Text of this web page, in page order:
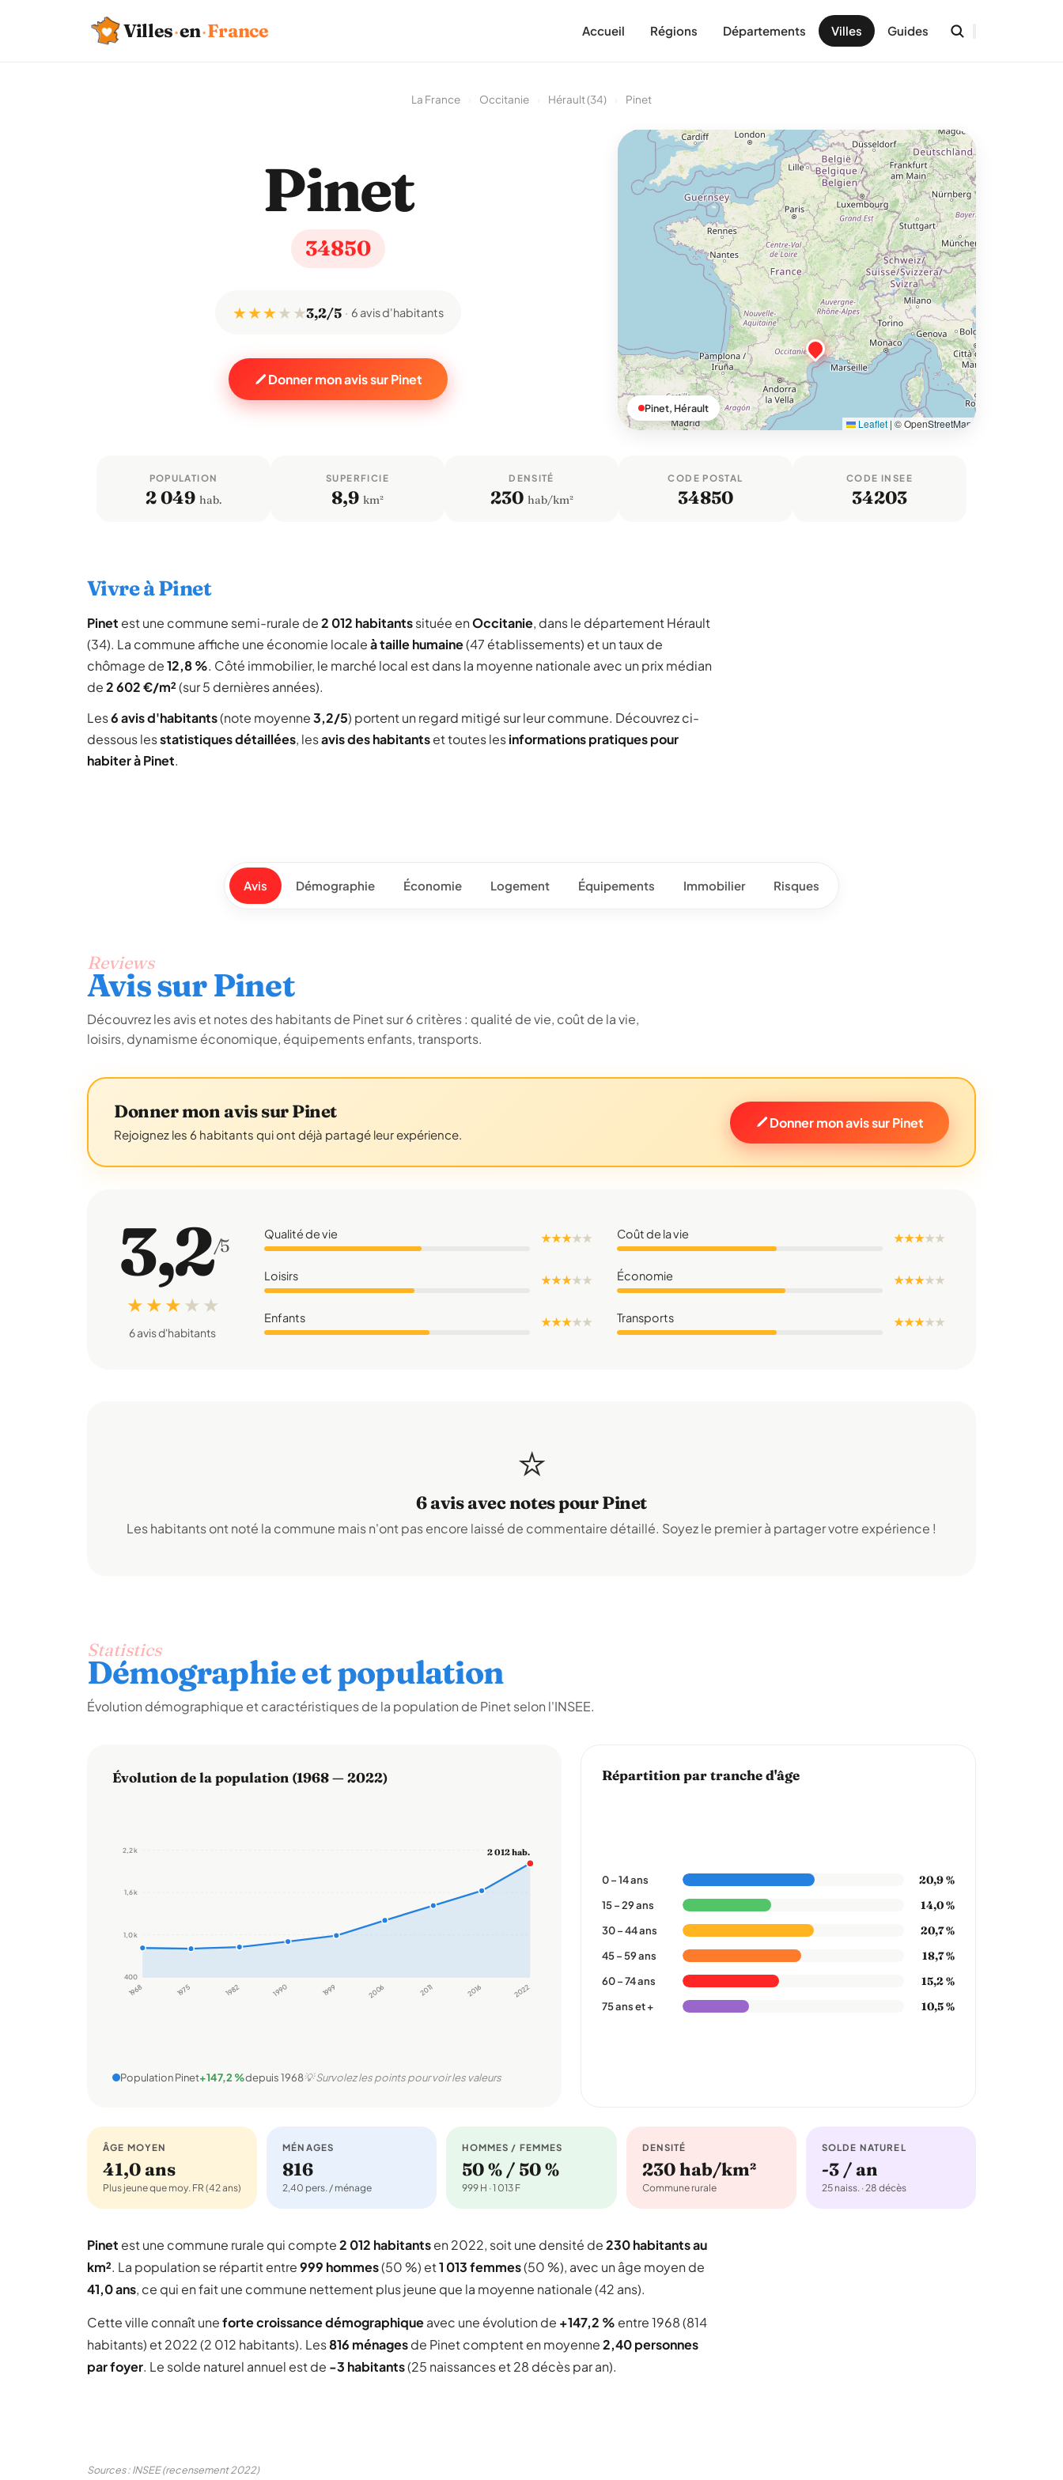
Villes·en·France Accueil Régions Départements Villes Guides
La France Occitanie Hérault (34) Pinet
Pinet
34850
★ ★ ★★ ★3,2/5 6 avis d'habitants
Donner mon avis sur Pinet
Leaflet | © OpenStreetMap
Pinet, Hérault
POPULATION
2 049 hab.
SUPERFICIE
8,9 km²
DENSITÉ
230 hab/km²
CODE POSTAL
34850
CODE INSEE
34203
Vivre à Pinet
Pinet est une commune semi-rurale de2 012 habitantssituée enOccitanie, dans le département Hérault
(34). La commune affiche une économie localeà taille humaine(47 établissements) et un taux de
chômage de12,8 %. Côté immobilier, le marché local est dans la moyenne nationale avec un prix médian
de2 602 €/m²(sur 5 dernières années).
Les6 avis d'habitants(note moyenne3,2/5) portent un regard mitigé sur leur commune. Découvrez ci-
dessous lesstatistiques détaillées, lesavis des habitantset toutes lesinformations pratiques pour
habiter à Pinet.
Avis Démographie Économie Logement Équipements Immobilier Risques
Reviews
Avis sur Pinet
Découvrez les avis et notes des habitants de Pinet sur 6 critères : qualité de vie, coût de la vie,
loisirs, dynamisme économique, équipements enfants, transports.
Donner mon avis sur Pinet
Rejoignez les 6 habitants qui ont déjà partagé leur expérience.
Donner mon avis sur Pinet
3,2/5
★ ★ ★ ★ ★
6 avis d'habitants
Qualité de vie ★ ★ ★★★ Coût de la vie ★ ★ ★★★
Loisirs ★ ★ ★★★ Économie ★ ★ ★★★
Enfants ★ ★ ★★★ Transports ★ ★ ★★★
⭐
6 avis avec notes pour Pinet
Les habitants ont noté la commune mais n'ont pas encore laissé de commentaire détaillé. Soyez le premier à partager votre expérience !
Statistics
Démographie et population
Évolution démographique et caractéristiques de la population de Pinet selon l'INSEE.
Évolution de la population (1968 — 2022)
400
1,0 k
1,6 k
2,2 k
1968 1975 1982 1990 1999 2006 2011 2016 2022
2 012 hab.
Population Pinet+147,2 %depuis 1968💡 Survolez les points pour voir les valeurs
Répartition par tranche d'âge
0 – 14 ans 20,9 %
15 – 29 ans 14,0 %
30 – 44 ans 20,7 %
45 – 59 ans 18,7 %
60 – 74 ans 15,2 %
75 ans et + 10,5 %
ÂGE MOYEN
41,0 ans
Plus jeune que moy. FR (42 ans)
MÉNAGES
816
2,40 pers. / ménage
HOMMES / FEMMES
50 % / 50 %
999 H · 1 013 F
DENSITÉ
230 hab/km²
Commune rurale
SOLDE NATUREL
-3 / an
25 naiss. · 28 décès
Pinet est une commune rurale qui compte2 012 habitantsen 2022, soit une densité de230 habitants au
km². La population se répartit entre999 hommes(50 %) et1 013 femmes(50 %), avec un âge moyen de
41,0 ans, ce qui en fait une commune nettement plus jeune que la moyenne nationale (42 ans).
Cette ville connaît uneforte croissance démographiqueavec une évolution de +147,2 % entre 1968 (814
habitants) et 2022 (2 012 habitants). Les816 ménagesde Pinet comptent en moyenne2,40 personnes
par foyer. Le solde naturel annuel est de -3 habitants(25 naissances et 28 décès par an).
Sources : INSEE (recensement 2022)